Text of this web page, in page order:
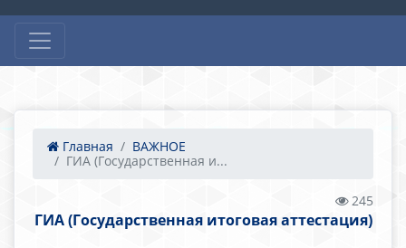
Главная
ВАЖНОЕ
ГИА (Государственная и...
245
ГИА (Государственная итоговая аттестация)